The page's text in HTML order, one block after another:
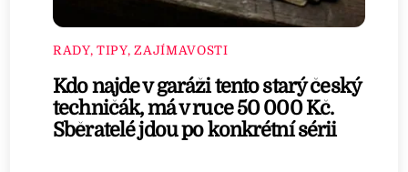
RADY, TIPY, ZAJÍMAVOSTI
Kdo najde v garáži tento starý český
techničák, má v ruce 50 000 Kč.
Sběratelé jdou po konkrétní sérii